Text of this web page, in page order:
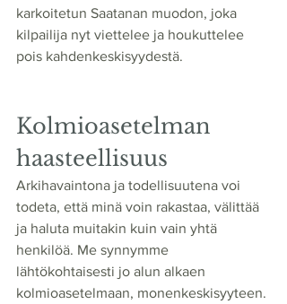
karkoitetun Saatanan muodon, joka
kilpailija nyt viettelee ja houkuttelee
pois kahdenkeskisyydestä.
Kolmioasetelman
haasteellisuus
Arkihavaintona ja todellisuutena voi
todeta, että minä voin rakastaa, välittää
ja haluta muitakin kuin vain yhtä
henkilöä. Me synnymme
lähtökohtaisesti jo alun alkaen
kolmioasetelmaan, monenkeskisyyteen.